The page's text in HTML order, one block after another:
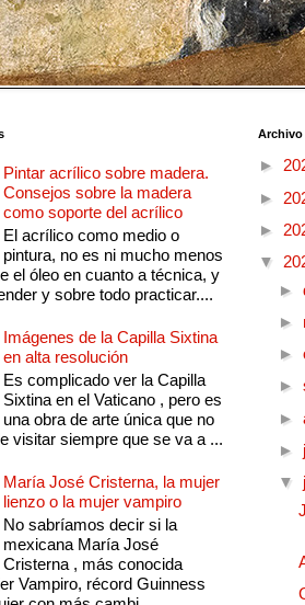
Pintar acrílico sobre madera.
Consejos sobre la madera
como soporte del acrílico
El acrílico como medio o
pintura, no es ni mucho menos
el óleo en cuanto a técnica, y
y sobre todo practicar....
Imágenes de la Capilla Sixtina
en alta resolución
Es complicado ver la Capilla
Sixtina en el Vaticano , pero es
una obra de arte única que no
visitar siempre que se va a ...
María José Cristerna, la mujer
lienzo o la mujer vampiro
No sabríamos decir si la
mexicana María José
Cristerna , más conocida
Vampiro, récord Guinness
►
►
►
▼
►
►
►
►
►
►
▼